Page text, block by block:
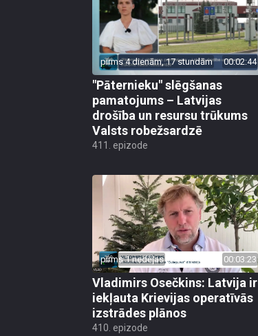
pirms 4 dienām, 17 stundām 00:02:44
"Pāternieku" slēgšanas
pamatojums – Latvijas
drošība un resursu trūkums
Valsts robežsardzē
411. epizode
pirms 1 nedēļas 00:03:23
Vladimirs Osečkins: Latvija ir
iekļauta Krievijas operatīvās
izstrādes plānos
410. epizode